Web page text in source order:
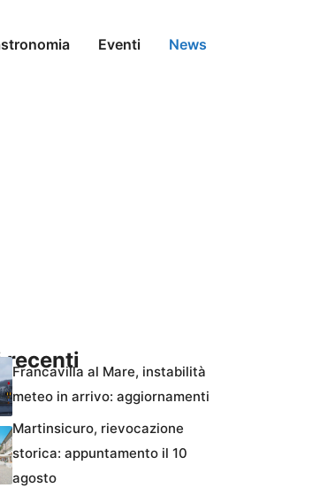
Eventi News
Francavilla al Mare, instabilità
meteo in arrivo: aggiornamenti
Martinsicuro, rievocazione
storica: appuntamento il 10
agosto